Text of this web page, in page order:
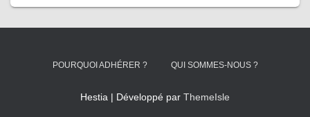
POURQUOI ADHÉRER ? QUI SOMMES-NOUS ?
Hestia | Développé par ThemeIsle